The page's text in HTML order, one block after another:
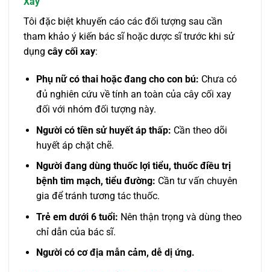
Tôi đặc biệt khuyến cáo các đối tượng sau cần
tham khảo ý kiến bác sĩ hoặc dược sĩ trước khi sử
dụng cây cối xay:
Phụ nữ có thai hoặc đang cho con bú: Chưa có
đủ nghiên cứu về tính an toàn của cây cối xay
đối với nhóm đối tượng này.
Người có tiền sử huyết áp thấp: Cần theo dõi
huyết áp chặt chẽ.
Người đang dùng thuốc lợi tiểu, thuốc điều trị
bệnh tim mạch, tiểu đường: Cần tư vấn chuyên
gia để tránh tương tác thuốc.
Trẻ em dưới 6 tuổi: Nên thận trọng và dùng theo
chỉ dẫn của bác sĩ.
Người có cơ địa mẫn cảm, dễ dị ứng.